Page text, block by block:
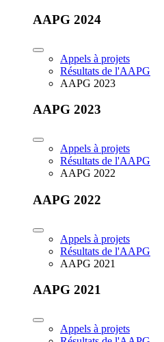
AAPG 2024
Appels à projets
Résultats de l'AAPG
AAPG 2023
AAPG 2023
Appels à projets
Résultats de l'AAPG
AAPG 2022
AAPG 2022
Appels à projets
Résultats de l'AAPG
AAPG 2021
AAPG 2021
Appels à projets